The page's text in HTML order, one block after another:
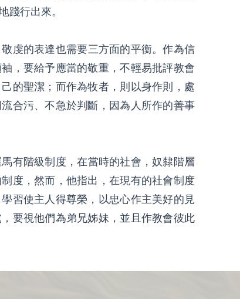
踐行出來。
虔的表達也需要三方面的平衡。作為信
，要給予應當的敬重，不輕易批評教會
的聖潔；而作為牧者，則以身作則，處
合污、不急於判斷，因為人所作的善事
有階級制度，在當時的社會，奴隸階層
度，然而，他指出，在現有的社會制度
習使主人得尊榮，以忠心作主美好的見
要視他們為弟兄姊妹，並且作教會彼此